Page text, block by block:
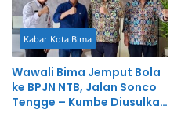
Kabar Kota Bima
Wawali Bima Jemput Bola
ke BPJN NTB, Jalan Sonco
Tengge – Kumbe Diusulkan